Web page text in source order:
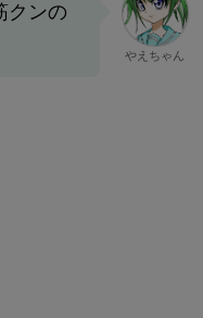
クンの
やえちゃん